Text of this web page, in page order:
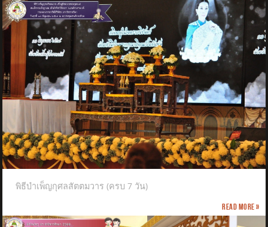
พิธีบำเพ็ญกุศลสัตตมวาร (ครบ 7 วัน)
Read more »